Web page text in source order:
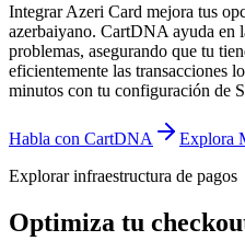
Integrar Azeri Card mejora tus
azerbaiyano. CartDNA ayuda en
problemas, asegurando que tu
eficientemente las transacciones
minutos con tu configuración de
Habla con CartDNA
Explora
Explorar infraestructura de pagos
Optimiza tu